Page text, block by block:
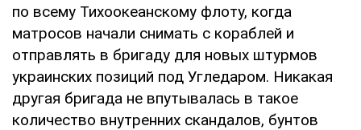
по всему Тихоокеанскому флоту, когда
матросов начали снимать с кораблей и
отправлять в бригаду для новых штурмов
украинских позиций под Угледаром. Никакая
другая бригада не впутывалась в такое
количество внутренних скандалов, бунтов